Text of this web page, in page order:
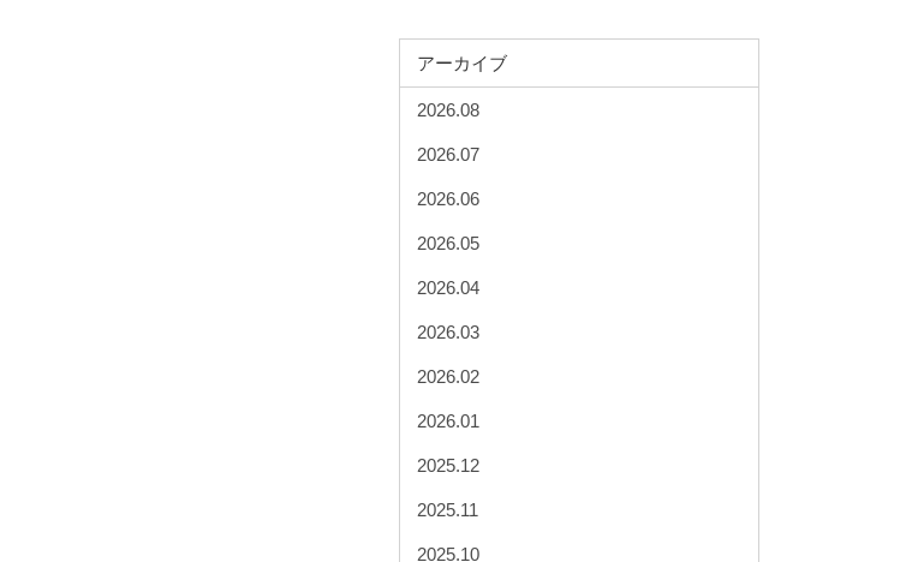
アーカイブ
2026.08
2026.07
2026.06
2026.05
2026.04
2026.03
2026.02
2026.01
2025.12
2025.11
2025.10